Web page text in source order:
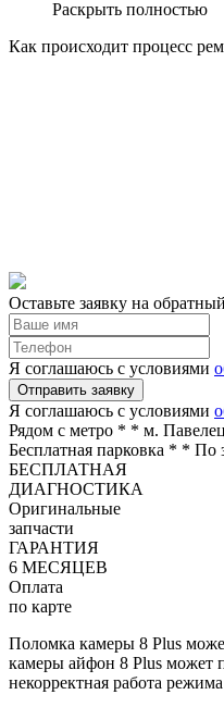
Раскрыть полностью
Как происходит процесс
Оставьте заявку на
Я соглашаюсь с условиями
Отправить заявку
Я соглашаюсь с условиями
Рядом с метро * * м.
Бесплатная парковка * * По
БЕСПЛАТНАЯ
ДИАГНОСТИКА
Оригинальные
запчасти
ГАРАНТИЯ
6 МЕСЯЦЕВ
Оплата
по карте
Поломка камеры 8 Plus
камеры айфон 8 Plus может
некорректная работа